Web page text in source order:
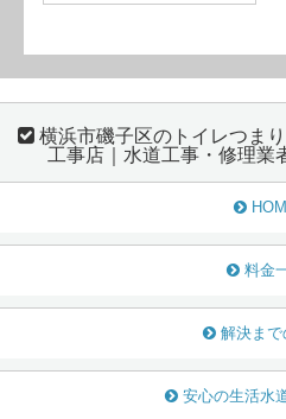
横浜市磯子区のトイレつま
工事店｜水道工事・修理業
料金
解決まで
安心の生活水